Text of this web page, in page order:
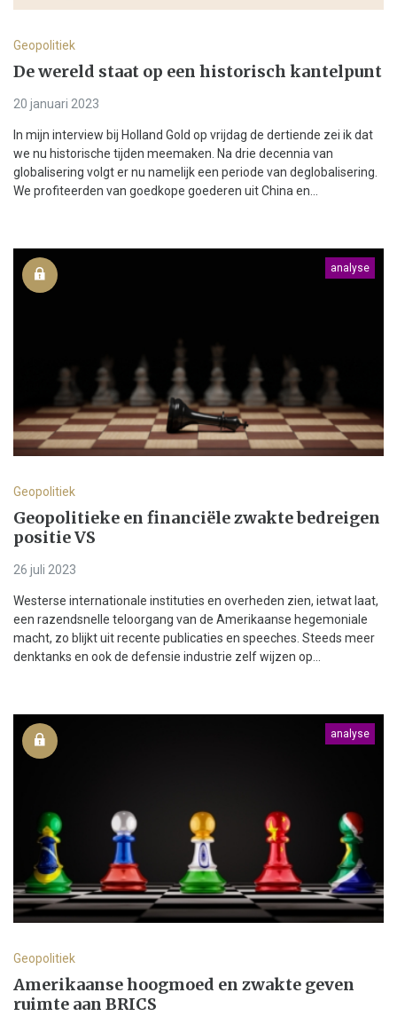
Geopolitiek
De wereld staat op een historisch kantelpunt
20 januari 2023
In mijn interview bij Holland Gold op vrijdag de dertiende zei ik dat
we nu historische tijden meemaken. Na drie decennia van
globalisering volgt er nu namelijk een periode van deglobalisering.
We profiteerden van goedkope goederen uit China en...
analyse
Geopolitiek
Geopolitieke en financiële zwakte bedreigen
positie VS
26 juli 2023
Westerse internationale instituties en overheden zien, ietwat laat,
een razendsnelle teloorgang van de Amerikaanse hegemoniale
macht, zo blijkt uit recente publicaties en speeches. Steeds meer
denktanks en ook de defensie industrie zelf wijzen op...
analyse
Geopolitiek
Amerikaanse hoogmoed en zwakte geven
ruimte aan BRICS